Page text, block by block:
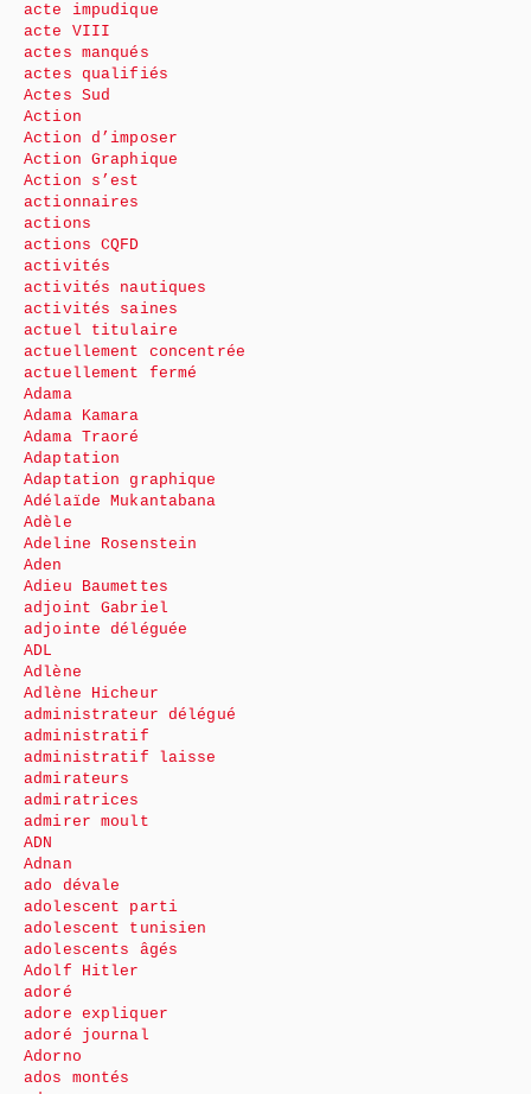
acte impudique
acte VIII
actes manqués
actes qualifiés
Actes Sud
Action
Action d’imposer
Action Graphique
Action s’est
actionnaires
actions
actions CQFD
activités
activités nautiques
activités saines
actuel titulaire
actuellement concentrée
actuellement fermé
Adama
Adama Kamara
Adama Traoré
Adaptation
Adaptation graphique
Adélaïde Mukantabana
Adèle
Adeline Rosenstein
Aden
Adieu Baumettes
adjoint Gabriel
adjointe déléguée
ADL
Adlène
Adlène Hicheur
administrateur délégué
administratif
administratif laisse
admirateurs
admiratrices
admirer moult
ADN
Adnan
ado dévale
adolescent parti
adolescent tunisien
adolescents âgés
Adolf Hitler
adoré
adore expliquer
adoré journal
Adorno
ados montés